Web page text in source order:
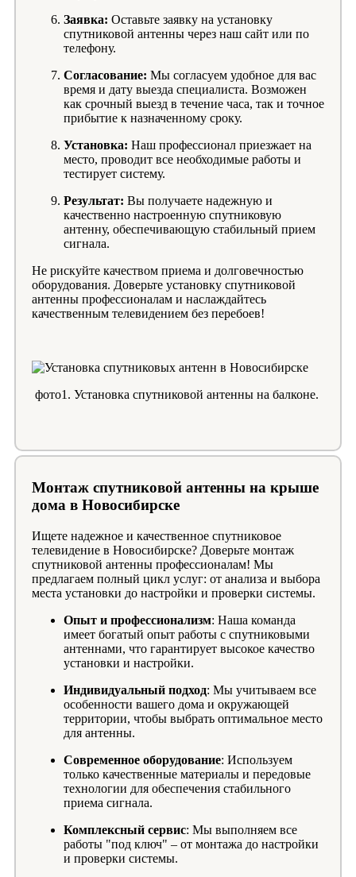
Заявка: Оставьте заявку на установку
спутниковой антенны через наш сайт или по
телефону.
Согласование: Мы согласуем удобное для вас
время и дату выезда специалиста. Возможен
как срочный выезд в течение часа, так и точное
прибытие к назначенному сроку.
Установка: Наш профессионал приезжает на
место, проводит все необходимые работы и
тестирует систему.
Результат: Вы получаете надежную и
качественно настроенную спутниковую
антенну, обеспечивающую стабильный прием
сигнала.
Не рискуйте качеством приема и долговечностью
оборудования. Доверьте установку спутниковой
антенны профессионалам и наслаждайтесь
качественным телевидением без перебоев!
фото1. Установка спутниковой антенны на балконе.
Монтаж спутниковой антенны на крыше
дома в Новосибирске
Ищете надежное и качественное спутниковое
телевидение в Новосибирске? Доверьте монтаж
спутниковой антенны профессионалам! Мы
предлагаем полный цикл услуг: от анализа и выбора
места установки до настройки и проверки системы.
Опыт и профессионализм: Наша команда
имеет богатый опыт работы с спутниковыми
антеннами, что гарантирует высокое качество
установки и настройки.
Индивидуальный подход: Мы учитываем все
особенности вашего дома и окружающей
территории, чтобы выбрать оптимальное место
для антенны.
Современное оборудование: Используем
только качественные материалы и передовые
технологии для обеспечения стабильного
приема сигнала.
Комплексный сервис: Мы выполняем все
работы "под ключ" – от монтажа до настройки
и проверки системы.